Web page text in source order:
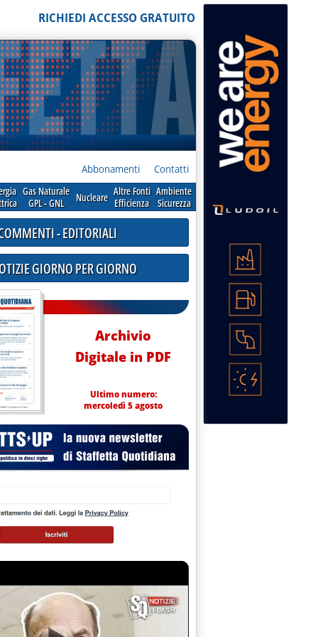
RICHIEDI ACCESSO GRATUITO
Abbonamenti Contatti
Gas Naturale
GPL - GNL
Nucleare Altre Fonti
Efficienza
Ambiente
Sicurezza
- EDITORIALI
GIORNO PER GIORNO
Archivio
Digitale in PDF
Ultimo numero:
mercoledì 5 agosto